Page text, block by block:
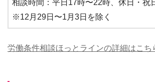
相談時間：平日17時〜22時、休日・祝
※12月29日〜1月3日を除く
労働条件相談ほっとラインの詳細はこち